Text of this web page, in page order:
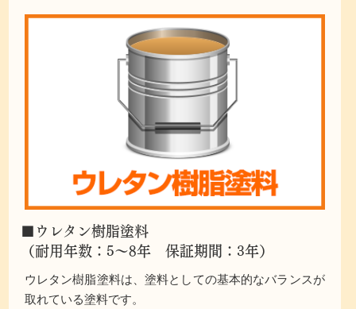
■ウレタン樹脂塗料
（耐用年数：5～8年 保証期間：3年）
ウレタン樹脂塗料は、塗料としての基本的なバランスが
取れている塗料です。